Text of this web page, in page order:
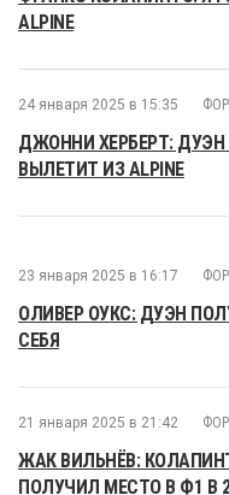
ALPINE
24 января 2025 в 15:35
ДЖОННИ ХЕРБЕРТ: ДУЭН
ВЫЛЕТИТ ИЗ ALPINE
23 января 2025 в 16:17
ОЛИВЕР ОУКС: ДУЭН
СЕБЯ
21 января 2025 в 21:42
ЖАК ВИЛЬНЁВ:
ПОЛУЧИЛ МЕСТО В Ф1 В